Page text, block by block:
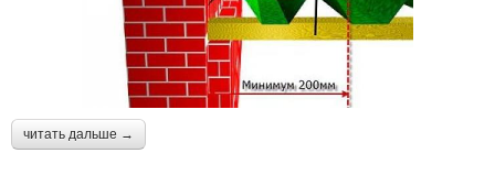
читать дальше →